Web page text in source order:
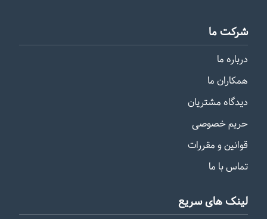
شرکت ما
درباره ما
همکاران ما
دیدگاه مشتریان
حریم خصوصی
قوانین و مقررات
تماس با ما
لینک های سریع